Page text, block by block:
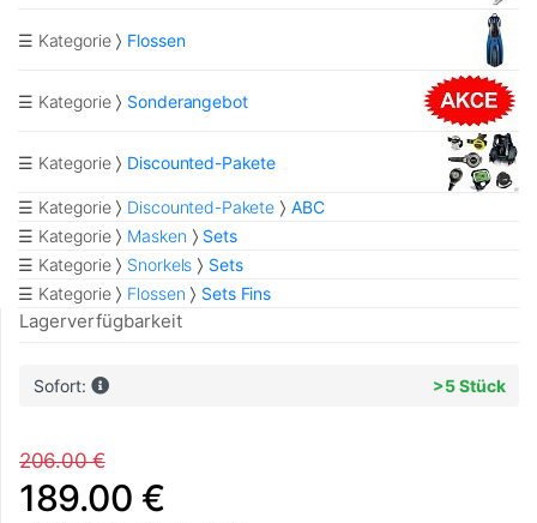
☰ Kategorie Flossen
☰ Kategorie Sonderangebot
☰ Kategorie Discounted-Pakete
☰ Kategorie Discounted-Pakete
ABC
☰ Kategorie
Masken
Sets
☰ Kategorie
Snorkels
Sets
☰ Kategorie
Flossen Sets Fins
Lagerverfügbarkeit
Sofort: >5 Stück
206.00 €
189.00 €